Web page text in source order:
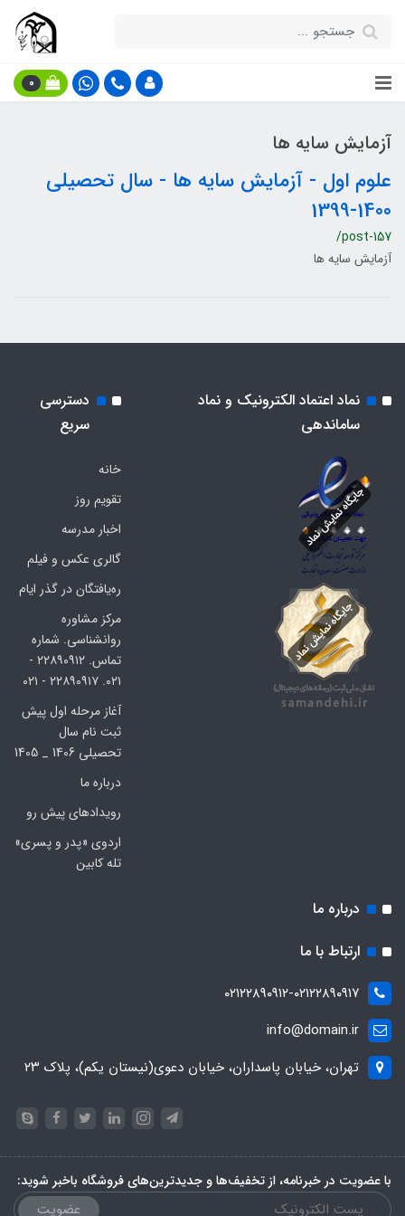
0
آزمایش سایه ها
علوم اول - آزمایش سایه ها - سال تحصیلی
1400-1399
/post-157
آزمایش سایه ها
نماد اعتماد الکترونیک و نماد
ساماندهی
دسترسی
سریع
خانه
تقویم روز
اخبار مدرسه
گالری عکس و فیلم
ره‌یافتگان در گذر ایام
مرکز مشاوره
روانشناسی. شماره
تماس. ۲۲۸۹۰۹۱۲ -
۰۲۱. ۲۲۸۹۰۹۱۷ - ۰۲۱
آغاز مرحله اول پیش
ثبت نام سال
تحصیلی 1406 _ 1405
درباره ما
رویدادهای پیش رو
اردوی «پدر و پسری»
تله کابین
درباره ما
ارتباط با ما
۰۲۱۲۲۸۹۰۹۱۲-۰۲۱۲۲۸۹۰۹۱۷
info@domain.ir
تهران، خیابان پاسداران، خیابان دعوی(نیستان یکم)، پلاک ۲۳
با عضویت در خبرنامه، از تخفیف‌ها و جدیدترین‌های فروشگاه باخبر شوید:
عضویت